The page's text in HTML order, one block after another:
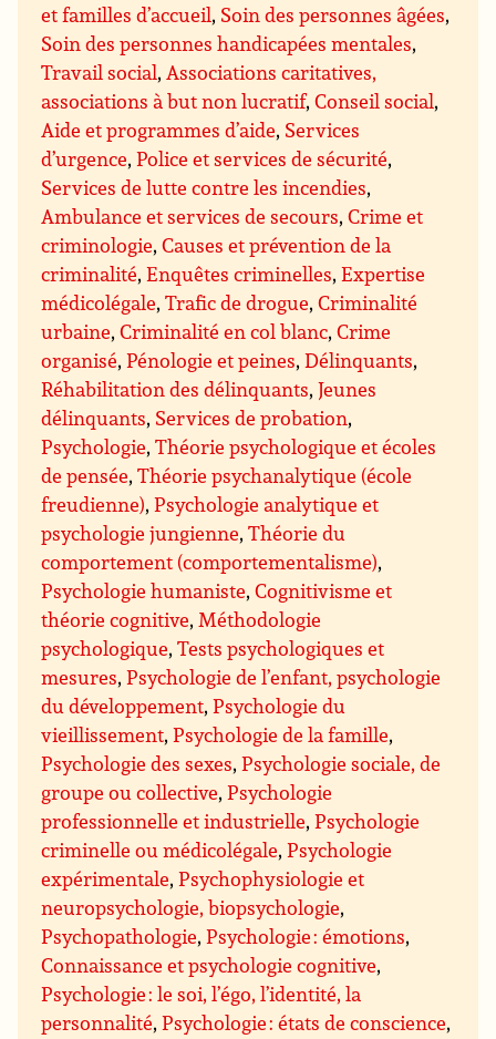
et familles d’accueil, Soin des personnes âgées,
Soin des personnes handicapées mentales,
Travail social,Associations caritatives,
associations à but non lucratif,Conseil social,
Aide et programmes d’aide, Services
d’urgence,Police et services de sécurité,
Services de lutte contre les incendies,
Ambulance et services de secours,Crime et
criminologie,Causes et prévention de la
criminalité,Enquêtes criminelles,Expertise
médicolégale,Trafic de drogue,Criminalité
urbaine,Criminalité en col blanc,Crime
organisé,Pénologie et peines,Délinquants,
Réhabilitation des délinquants,Jeunes
délinquants, Services de probation,
Psychologie,Théorie psychologique et écoles
de pensée,Théorie psychanalytique (école
freudienne),Psychologie analytique et
psychologie jungienne,Théorie du
comportement (comportementalisme),
Psychologie humaniste,Cognitivisme et
théorie cognitive,Méthodologie
psychologique,Tests psychologiques et
mesures,Psychologie de l’enfant, psychologie
du développement,Psychologie du
vieillissement,Psychologie de la famille,
Psychologie des sexes,Psychologie sociale, de
groupe ou collective,Psychologie
professionnelle et industrielle,Psychologie
criminelle ou médicolégale,Psychologie
expérimentale,Psychophysiologie et
neuropsychologie, biopsychologie,
Psychopathologie,Psychologie : émotions,
Connaissance et psychologie cognitive,
Psychologie : le soi, l’égo, l’identité, la
personnalité,Psychologie : états de conscience,